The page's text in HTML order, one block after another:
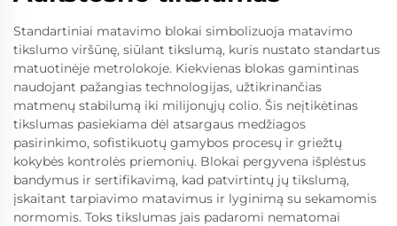
Standartiniai matavimo blokai simbolizuoja matavimo
tikslumo viršūnę, siūlant tikslumą, kuris nustato standartus
matuotinėje metrolokoje. Kiekvienas blokas gamintinas
naudojant pažangias technologijas, užtikrinančias
matmenų stabilumą iki milijonųjų colio. Šis neįtikėtinas
tikslumas pasiekiama dėl atsargaus medžiagos
pasirinkimo, sofistikuotų gamybos procesų ir griežtų
kokybės kontrolės priemonių. Blokai pergyvena išplėstus
bandymus ir sertifikavimą, kad patvirtintų jų tikslumą,
įskaitant tarpiavimo matavimus ir lyginimą su sekamomis
normomis. Toks tikslumas jais padaromi nematomai